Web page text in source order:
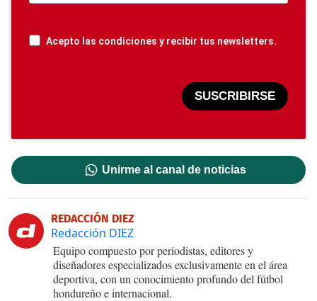
Acepto las condiciones y recibir tus newsletters.
SUSCRIBIRSE
Unirme al canal de noticias
REDACCIÓN DIEZ
Redacción DIEZ
Equipo compuesto por periodistas, editores y
diseñadores especializados exclusivamente en el área
deportiva, con un conocimiento profundo del fútbol
hondureño e internacional.